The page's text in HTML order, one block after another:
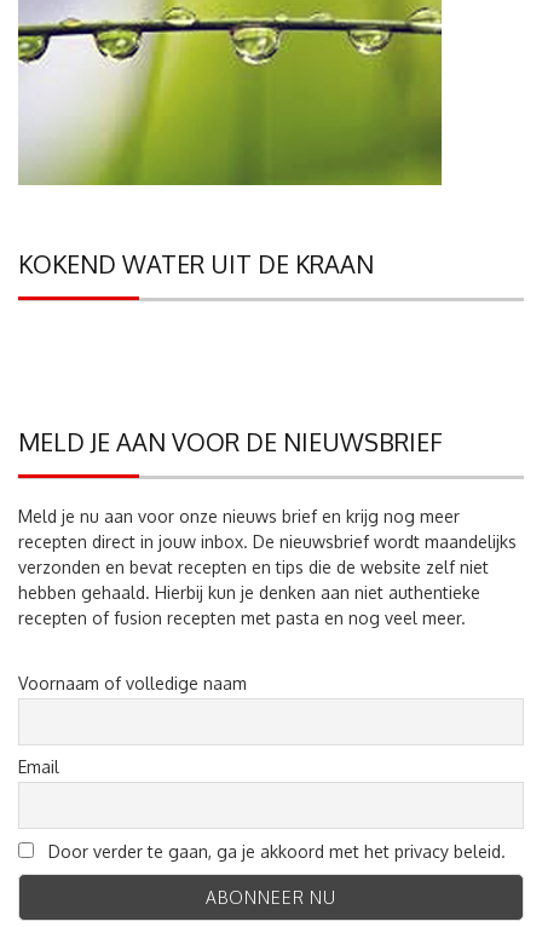
KOKEND WATER UIT DE KRAAN
MELD JE AAN VOOR DE NIEUWSBRIEF
Meld je nu aan voor onze nieuws brief en krijg nog meer
recepten direct in jouw inbox. De nieuwsbrief wordt maandelijks
verzonden en bevat recepten en tips die de website zelf niet
hebben gehaald. Hierbij kun je denken aan niet authentieke
recepten of fusion recepten met pasta en nog veel meer.
Voornaam of volledige naam
Email
Door verder te gaan, ga je akkoord met het privacy beleid.